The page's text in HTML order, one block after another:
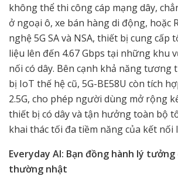
không thể thi công cáp mạng dây,
ở ngoại ô, xe bán hàng di động, hoặc
nghệ 5G SA và NSA, thiết bị cung cấp
liệu lên đến 4.67 Gbps tại những khu
nối có dây. Bên cạnh khả năng tương
bị IoT thế hệ cũ, 5G-BE58U còn tích
2.5G, cho phép người dùng mở rộng
thiết bị có dây và tận hưởng toàn bộ
khai thác tối đa tiềm năng của kết nối
Everyday AI: Bạn đồng hành lý
thường nhật